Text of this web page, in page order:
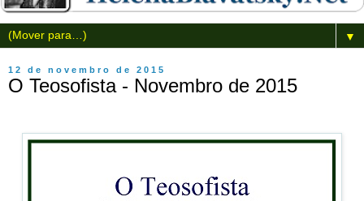
▼
12 de novembro de 2015
O Teosofista - Novembro de 2015